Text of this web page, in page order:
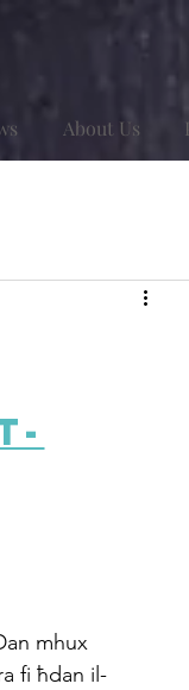
About Us
mhux
fi ħdan il-